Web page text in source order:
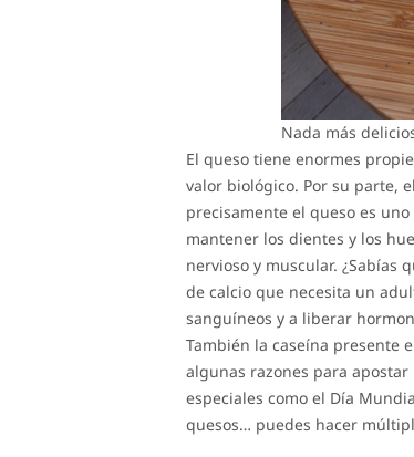
Nada más
El queso tiene enormes
valor biológico. Por su parte,
precisamente el queso es
mantener los dientes y los
nervioso y muscular.
de calcio que necesita un
sanguíneos y a liberar
También la caseína presente
algunas razones para
especiales como el Día
quesos… puedes hacer